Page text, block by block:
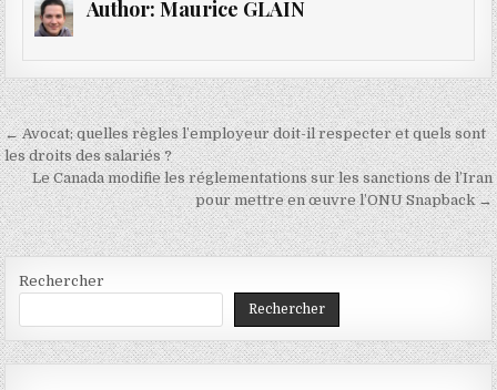
Author: Maurice GLAIN
Navigation
de
l’article
← Avocat; quelles règles l’employeur doit-il respecter et quels sont
les droits des salariés ?
Le Canada modifie les réglementations sur les sanctions de l’Iran
pour mettre en œuvre l’ONU Snapback →
Rechercher
Rechercher